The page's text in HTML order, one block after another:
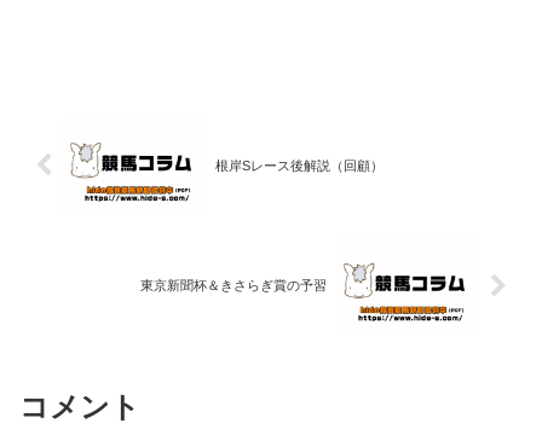
根岸Sレース後解説（回顧）
東京新聞杯＆きさらぎ賞の予習
コメント